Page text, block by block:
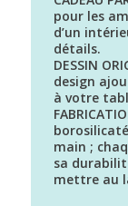
pour les
d’un
détails.
DESSIN
design
à votre
main ;
sa
mettre au